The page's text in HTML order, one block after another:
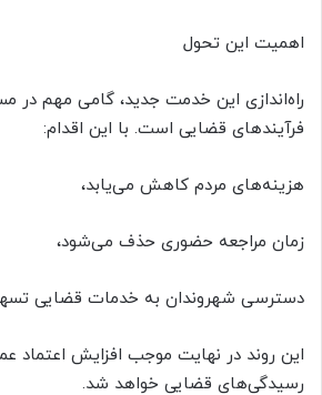
اهمیت این تحول
راه‌اندازی این خدمت جدید، گامی مهم در
فرآیندهای قضایی است. با این اقدام:
هزینه‌های مردم کاهش می‌یابد،
زمان مراجعه حضوری حذف می‌شود،
دسترسی شهروندان به خدمات قضایی
این روند در نهایت موجب افزایش اعتماد
رسیدگی‌های قضایی خواهد شد.